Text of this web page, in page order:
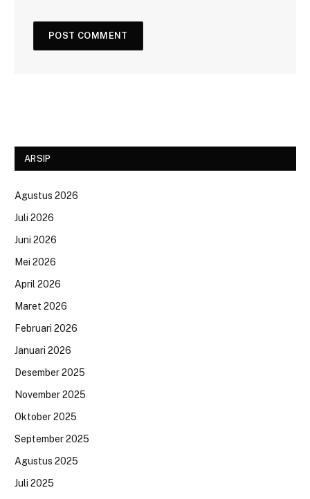
ARSIP
Agustus 2026
Juli 2026
Juni 2026
Mei 2026
April 2026
Maret 2026
Februari 2026
Januari 2026
Desember 2025
November 2025
Oktober 2025
September 2025
Agustus 2025
Juli 2025